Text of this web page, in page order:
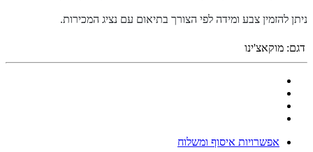
ניתן להזמין צבע ומידה לפי הצורך בתיאום עם נציג המכירות.
דגם: מוקאצ'ינו
אפשרויות איסוף ומשלוח